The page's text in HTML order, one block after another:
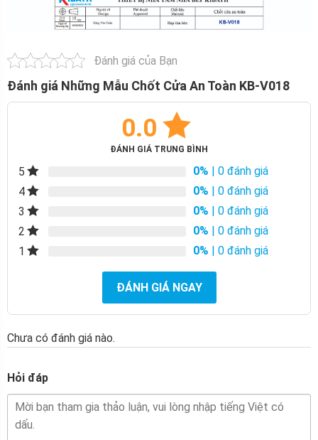
Đánh giá của Bạn
Đánh giá Những Mẫu Chốt Cửa An Toàn KB-V018
0.0
ĐÁNH GIÁ TRUNG BÌNH
5 0% | 0 đánh giá
4
0% | 0 đánh giá
3
0% | 0 đánh giá
2
0% | 0 đánh giá
1
0% | 0 đánh giá
ĐÁNH GIÁ NGAY
Chưa có đánh giá nào.
Hỏi đáp